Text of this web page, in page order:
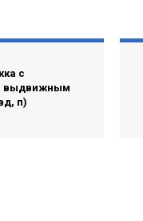
с
выдвижным
п)